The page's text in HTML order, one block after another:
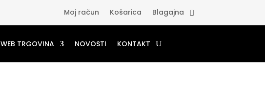
Moj račun Košarica Blagajna
WEB TRGOVINA NOVOSTI KONTAKT